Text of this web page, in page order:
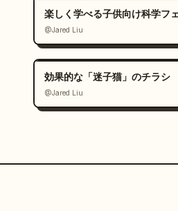
楽しく学べる子供向け科学フ
@Jared Liu
効果的な「迷子猫」のチラシ
@Jared Liu